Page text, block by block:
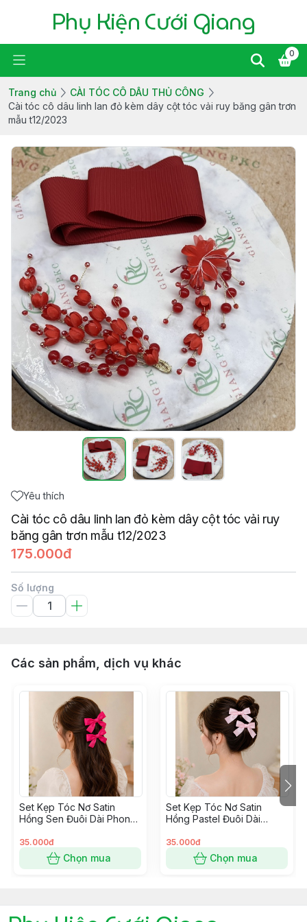
Phụ Kiện Cưới Giang
0
Trang chủ
CÀI TÓC CÔ DÂU THỦ CÔNG
Cài tóc cô dâu linh lan đỏ kèm dây cột tóc vải ruy băng gân trơn
mẫu t12/2023
Yêu thích
Cài tóc cô dâu linh lan đỏ kèm dây cột tóc vải ruy
băng gân trơn mẫu t12/2023
175.000đ
Số lượng
Các sản phẩm, dịch vụ khác
Set Kẹp Tóc Nơ Satin
Hồng Sen Đuôi Dài Phong
35.000đ
Chọn mua
Set Kẹp Tóc Nơ Satin
Hồng Pastel Đuôi Dài
35.000đ
Chọn mua